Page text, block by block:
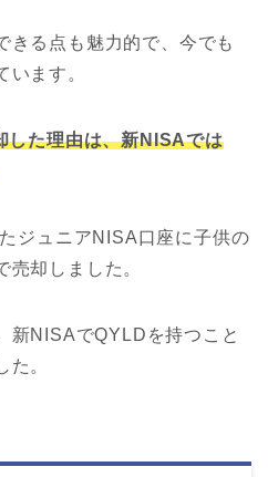
きる点も魅力的で、今でも
います。
した理由は、新NISAでは
ジュニアNISA口座に子供の
却しました。
新NISAでQYLDを持つこと
た。